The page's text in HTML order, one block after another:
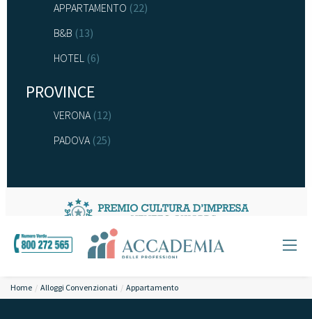
Home Alloggi Convenzionati Appartamento
APPARTAMENTO (22)
B&B (13)
HOTEL (6)
PROVINCE
VERONA(12)
PADOVA(25)